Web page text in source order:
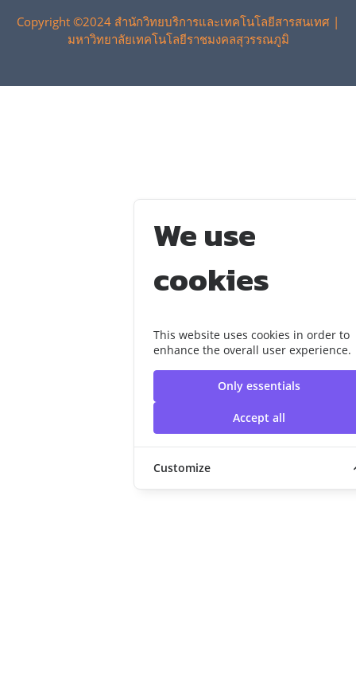
We use
cookies
This website uses cookies in order to
enhance the overall user experience.
Only essentials
Accept all
Customize
Copyright ©2024 สำนักวิทยบริการและเทคโนโลยีสารสนเทศ |
มหาวิทยาลัยเทคโนโลยีราชมงคลสุวรรณภูมิ